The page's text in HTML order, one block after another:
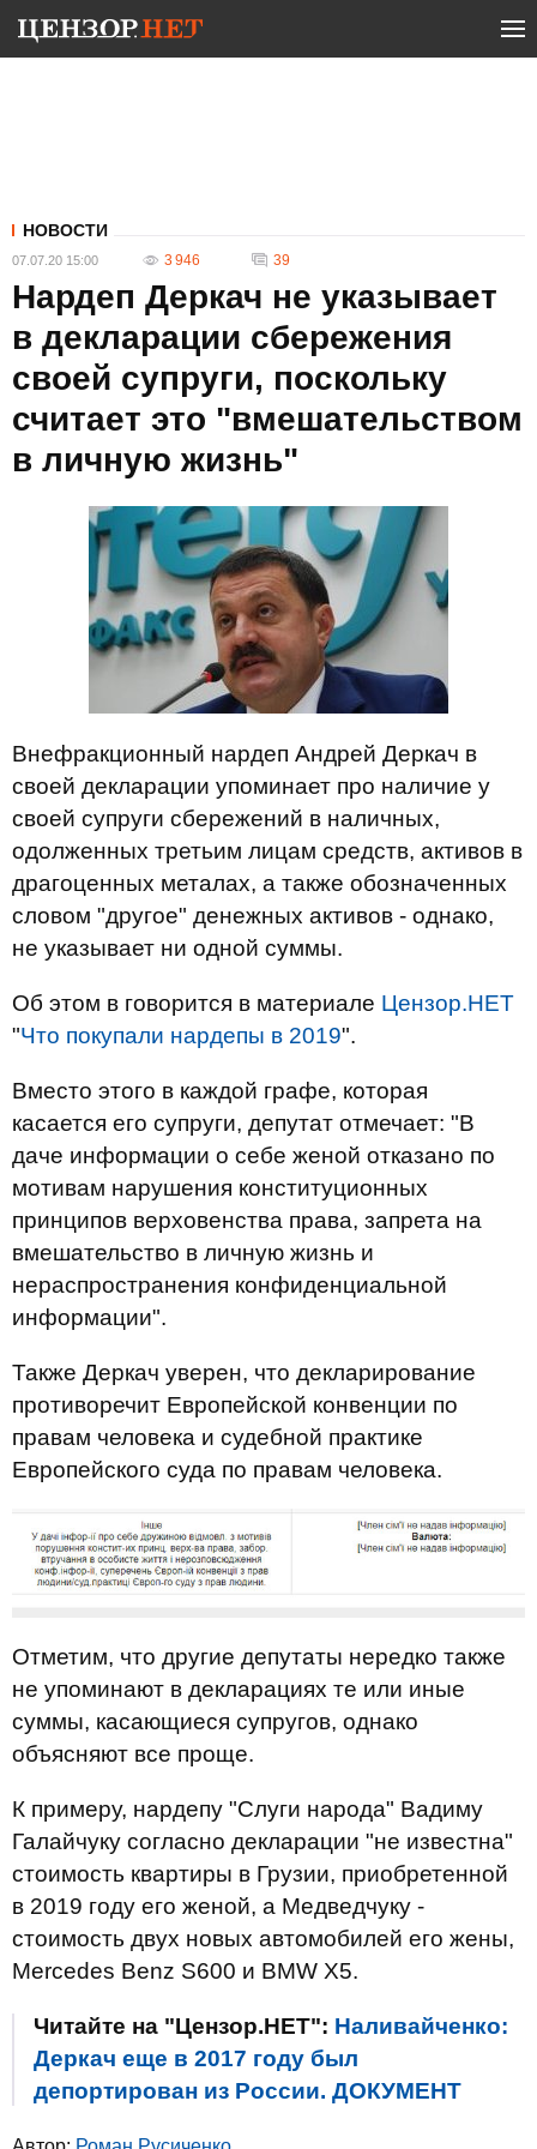
НОВОСТИ
07.07.20 15:00 3 946 39
Нардеп Деркач не указывает
в декларации сбережения
своей супруги, поскольку
считает это "вмешательством
в личную жизнь"
Внефракционный нардеп Андрей Деркач в
своей декларации упоминает про наличие у
своей супруги сбережений в наличных,
одолженных третьим лицам средств, активов в
драгоценных металах, а также обозначенных
словом "другое" денежных активов - однако,
не указывает ни одной суммы.
Об этом в говорится в материале Цензор.НЕТ
"Что покупали нардепы в 2019".
Вместо этого в каждой графе, которая
касается его супруги, депутат отмечает: "В
даче информации о себе женой отказано по
мотивам нарушения конституционных
принципов верховенства права, запрета на
вмешательство в личную жизнь и
нераспространения конфиденциальной
информации".
Также Деркач уверен, что декларирование
противоречит Европейской конвенции по
правам человека и судебной практике
Европейского суда по правам человека.
Отметим, что другие депутаты нередко также
не упоминают в декларациях те или иные
суммы, касающиеся супругов, однако
объясняют все проще.
К примеру, нардепу "Слуги народа" Вадиму
Галайчуку согласно декларации "не известна"
стоимость квартиры в Грузии, приобретенной
в 2019 году его женой, а Медведчуку -
стоимость двух новых автомобилей его жены,
Mercedes Benz S600 и BMW X5.
Читайте на "Цензор.НЕТ": Наливайченко:
Деркач еще в 2017 году был
депортирован из России. ДОКУМЕНТ